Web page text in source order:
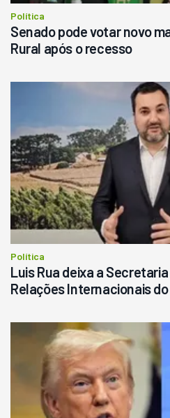
Consultar
Política
Senado pode votar novo
Rural após o recesso
Política
Luis Rua deixa a
Relações Internacionais do